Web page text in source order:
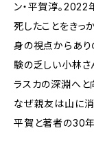
ン・平賀淳。2022
死したことをきっ
身の視点からあり
験の乏しい小林さ
ラスカの深淵へと
なぜ親友は山に
平賀と著者の30年